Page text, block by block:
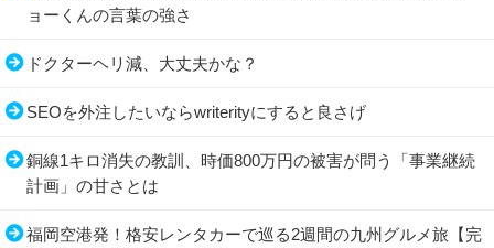
ョーくんの言葉の強さ
ドクターヘリ減、大丈夫かな？
SEOを外注したいならwriterityにすると良さげ
銅線1キロ消失の教訓、時価800万円の被害が問う「事業継続
計画」の甘さとは
福岡空港発！格安レンタカーで巡る2週間の九州グルメ旅【完